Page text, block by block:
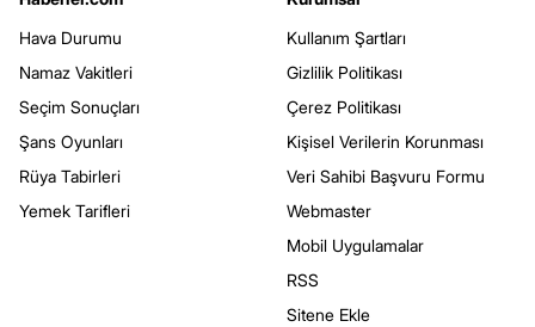
Hava Durumu
Namaz Vakitleri
Seçim Sonuçları
Şans Oyunları
Rüya Tabirleri
Yemek Tarifleri
Kullanım Şartları
Gizlilik Politikası
Çerez Politikası
Kişisel Verilerin Korunması
Veri Sahibi Başvuru Formu
Webmaster
Mobil Uygulamalar
RSS
Sitene Ekle